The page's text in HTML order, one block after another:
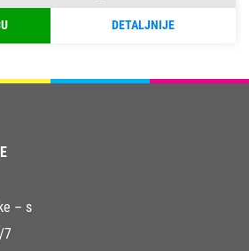
DETALJNIJE
– s
7